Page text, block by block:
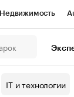
Недвижимость
контрагентов
IT и технологии